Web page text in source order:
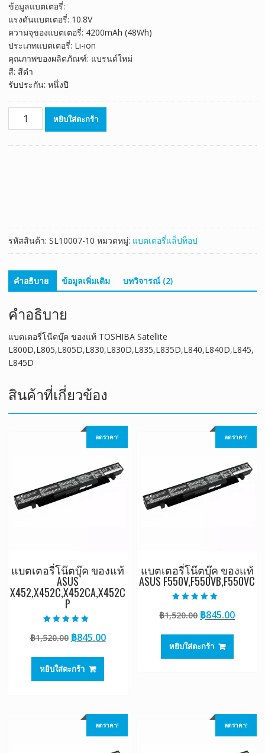
was:
฿1,655.00.฿920.00.
ข้อมูลแบตเตอรี่:
แรงดันแบตเตอรี่: 10.8V
ความจุของแบตเตอรี่: 4200mAh (48Wh)
ประเภทแบตเตอรี่: Li-ion
คุณภาพของผลิตภัณฑ์: แบรนด์ใหม่
สี: สีดำ
รับประกัน: หนึ่งปี
จำนวน
ชิ้น
หยิบใส่ตะกร้า
รหัสสินค้า: SL10007-10 หมวดหมู่: แบตเตอรี่แล็ปท็อป
คำอธิบาย ข้อมูลเพิ่มเติม บทวิจารณ์ (2)
คำอธิบาย
แบตเตอรี่โน๊ตบุ๊ค ของแท้ TOSHIBA Satellite
L800D,L805,L805D,L830,L830D,L835,L835D,L840,L840D,L845,
L845D
สินค้าที่เกี่ยวข้อง
ลดราคา!
แบตเตอรี่โน๊ตบุ๊ค ของแท้
ASUS
X452,X452C,X452CA,X452C
P
5.00
ตั้งแต่ 1-5
฿1,520.00 Original
was:
฿1,520.00.
฿845.00Current
หยิบใส่ตะกร้า
ลดราคา!
แบตเตอรี่โน๊ตบุ๊ค ของแท้
ASUS F550V,F550VB,F550VC
5.00
ตั้งแต่ 1-5
฿1,520.00 Original
was:
฿1,520.00.
฿845.00
หยิบใส่ตะกร้า
ลดราคา! ลดราคา!